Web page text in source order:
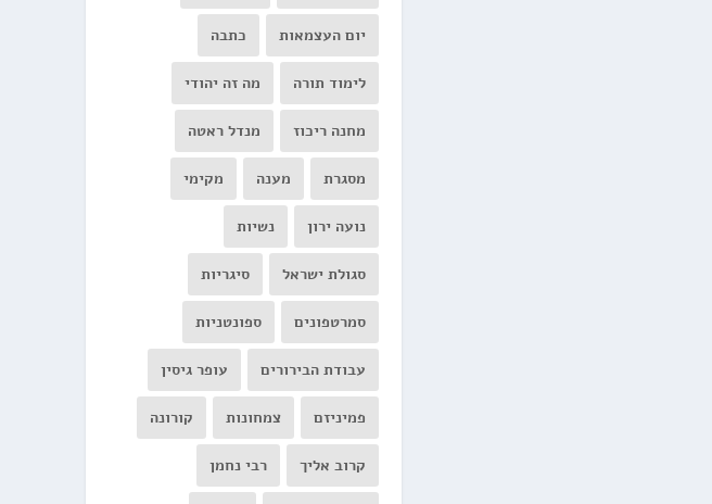
יום העצמאות כתבה
לימוד תורה מה זה יהודי
מחנה ריכוז מנדל ראטה
מסגרת מענה מקימי
נועה ירון נשיות
סגולת ישראל סיגריות
סמרטפונים ספונטניות
עבודת הבירורים עופר גיסין
פמיניזם צמחונות קורונה
קרוב אליך רבי נחמן